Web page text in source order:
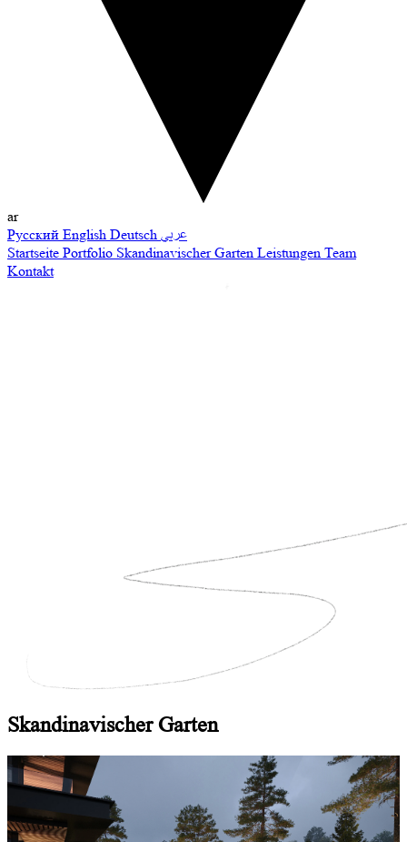
ar
Русский English Deutsch عربي
Startseite Portfolio Skandinavischer Garten Leistungen Team
Kontakt
Skandinavischer Garten